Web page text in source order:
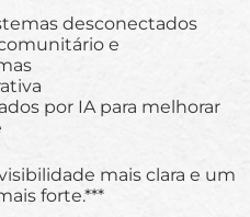
desconectados
e
por IA para melhorar
mais clara e um
forte.***